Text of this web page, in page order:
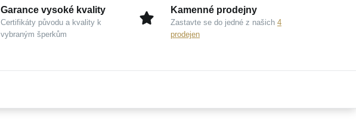
Garance vysoké kvality
Certifikáty původu a kvality k
vybraným šperkům
Kamenné prodejny
Zastavte se do jedné z našich 4
prodejen